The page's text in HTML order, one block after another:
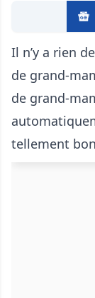
Il n’y a rien
de grand-
de grand-
tellement